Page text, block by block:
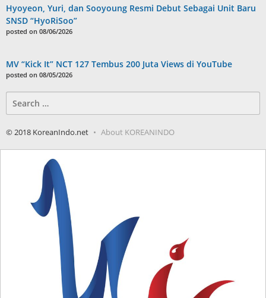
Hyoyeon, Yuri, dan Sooyoung Resmi Debut Sebagai Unit Baru
SNSD “HyoRiSoo”
posted on 08/06/2026
MV “Kick It” NCT 127 Tembus 200 Juta Views di YouTube
posted on 08/05/2026
for:
© 2018 KoreanIndo.net About KOREANINDO